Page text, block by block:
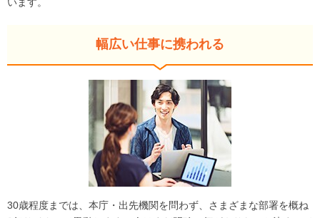
幅広い仕事に携われる
30歳程度までは、本庁・出先機関を問わず、さまざまな部署を概ね